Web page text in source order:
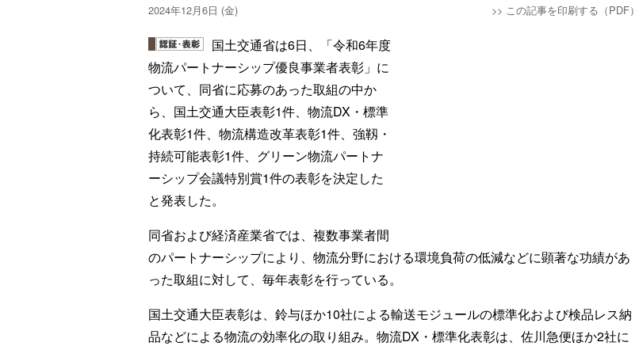
2024年12月6日 (金) >> この記事を印刷する（PDF）
国土交通省は6日、「令和6年度
物流パートナーシップ優良事業者表彰」に
ついて、同省に応募のあった取組の中か
ら、国土交通大臣表彰1件、物流DX・標準
化表彰1件、物流構造改革表彰1件、強靱・
持続可能表彰1件、グリーン物流パートナ
ーシップ会議特別賞1件の表彰を決定した
と発表した。
同省および経済産業省では、複数事業者間
のパートナーシップにより、物流分野における環境負荷の低減などに顕著な功績があ
った取組に対して、毎年表彰を行っている。
国土交通大臣表彰は、鈴与ほか10社による輸送モジュールの標準化および検品レス納
品などによる物流の効率化の取り組み。物流DX・標準化表彰は、佐川急便ほか2社に